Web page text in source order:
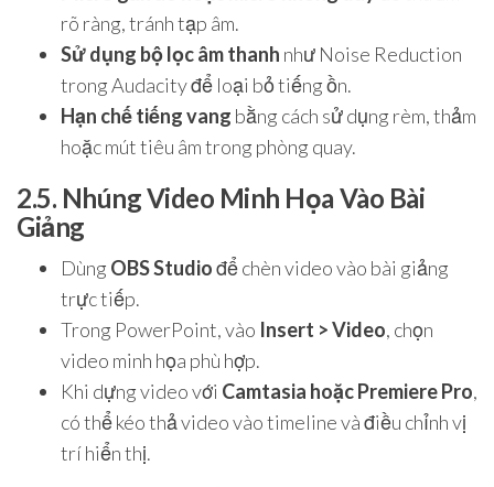
rõ ràng, tránh tạp âm.
Sử dụng bộ lọc âm thanh như Noise Reduction
trong Audacity để loại bỏ tiếng ồn.
Hạn chế tiếng vang bằng cách sử dụng rèm, thảm
hoặc mút tiêu âm trong phòng quay.
2.5. Nhúng Video Minh Họa Vào Bài
Giảng
Dùng OBS Studiođể chèn video vào bài giảng
trực tiếp.
Trong PowerPoint, vào Insert > Video, chọn
video minh họa phù hợp.
Khi dựng video với Camtasia hoặc Premiere Pro,
có thể kéo thả video vào timeline và điều chỉnh vị
trí hiển thị.